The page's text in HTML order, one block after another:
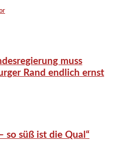
muss
Rand endlich ernst
so süß ist die Qual“